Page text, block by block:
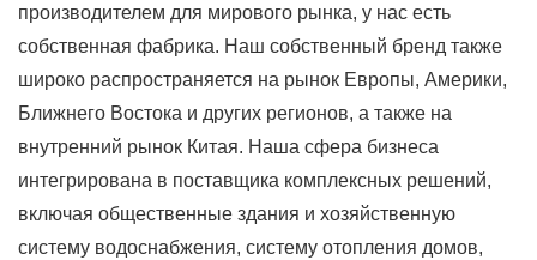
производителем для мирового рынка, у нас есть
собственная фабрика. Наш собственный бренд также
широко распространяется на рынок Европы, Америки,
Ближнего Востока и других регионов, а также на
внутренний рынок Китая. Наша сфера бизнеса
интегрирована в поставщика комплексных решений,
включая общественные здания и хозяйственную
систему водоснабжения, систему отопления домов,